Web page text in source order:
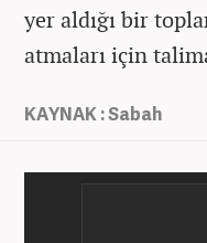
yer aldığı bir
atmaları için
KAYNAK : Sabah